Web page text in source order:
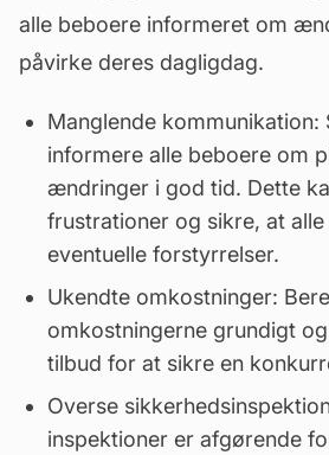
alle beboere informeret om
påvirke deres dagligdag.
Manglende kommunikation:
informere alle beboere om
ændringer i god tid. Dette
frustrationer og sikre, at
eventuelle forstyrrelser.
Ukendte omkostninger:
omkostningerne grundigt
tilbud for at sikre en
Overse
inspektioner er afgørende